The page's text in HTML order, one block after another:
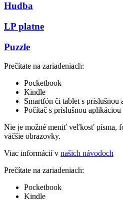
Hudba
LP platne
Puzzle
Prečítate na zariadeniach:
Pocketbook
Kindle
Smartfón či tablet s príslušnou
Počítač s príslušnou aplikáciou
Nie je možné meniť veľkosť písma,
väčšie obrazovky.
Viac informácií v našich návodoch
Prečítate na zariadeniach:
Pocketbook
Kindle